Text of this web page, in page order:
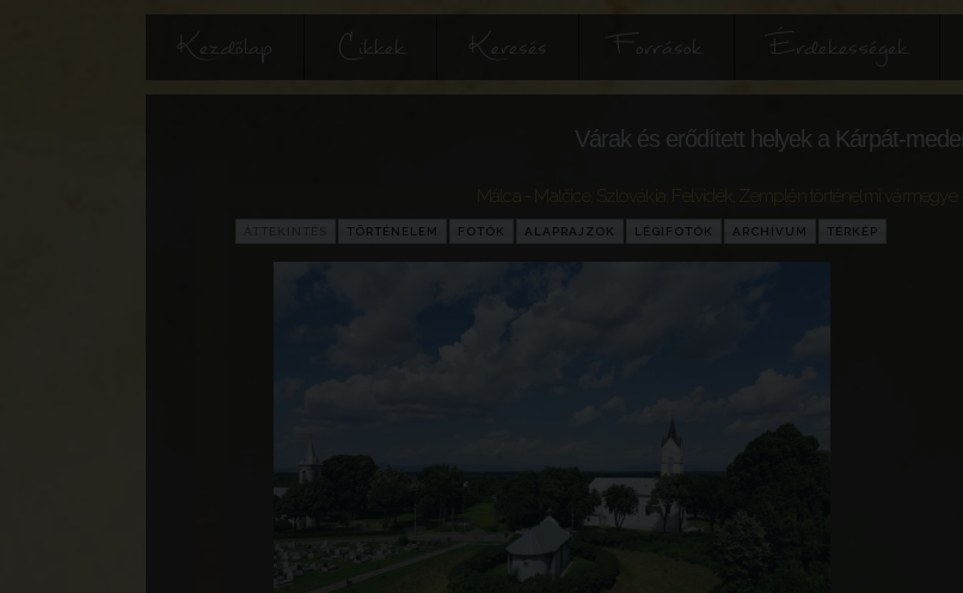
Kezdőlap Cikkek Keresés Források Érdekességek
Várak és erődített helyek a Kárpát-
Szlovákia Zemplén történelmi vármegye
TÖRTÉNELEM FOTÓK ALAPRAJZOK LÉGIFOTÓK ARCHÍVUM TÉRKÉP